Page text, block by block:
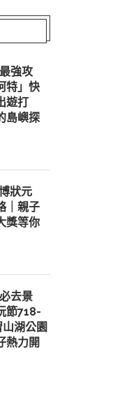
強攻
特」快
遊打
島嶼探
狀元
｜親子
獎等你
去景
節718-
湖公園
熱力開